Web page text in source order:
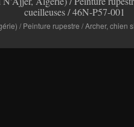
/ Peinture rupestre / Archer,